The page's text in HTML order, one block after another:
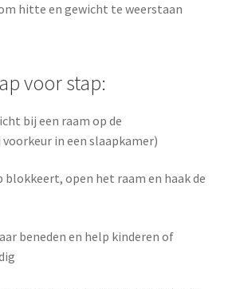
hitte en gewicht te weerstaan
voor stap:
bij een raam op de
in een slaapkamer)
blokkeert, open het raam en haak de
beneden en help kinderen of